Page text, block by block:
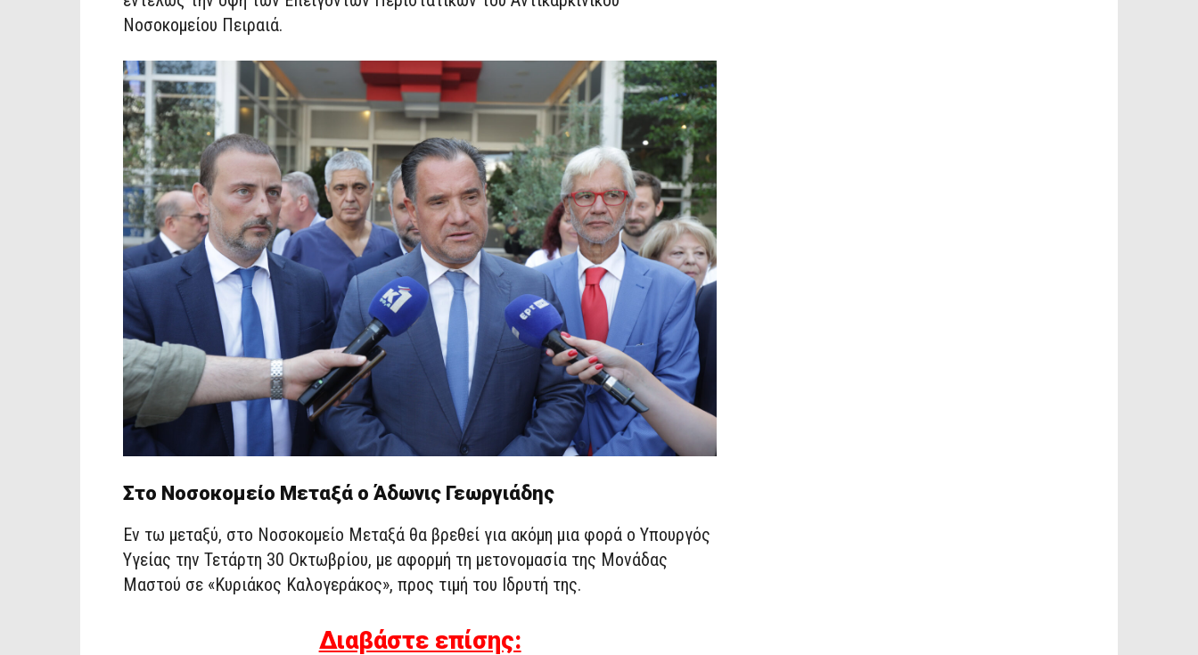
Νοσοκομείου Πειραιά.
Στο Νοσοκομείο Μεταξά ο Άδωνις Γεωργιάδης
Εν τω μεταξύ, στο Νοσοκομείο Μεταξά θα βρεθεί για ακόμη μια φορά ο Υπουργός
Υγείας την Τετάρτη 30 Οκτωβρίου, με αφορμή τη μετονομασία της Μονάδας
Μαστού σε «Κυριάκος Καλογεράκος», προς τιμή του Ιδρυτή της.
Διαβάστε επίσης: